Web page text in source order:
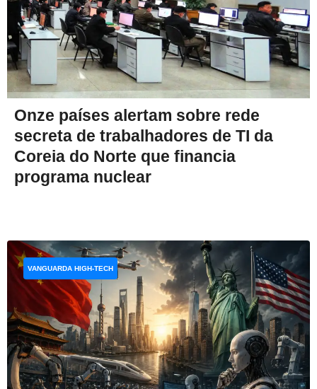
Onze países alertam sobre rede
secreta de trabalhadores de TI da
Coreia do Norte que financia
programa nuclear
VANGUARDA HIGH-TECH